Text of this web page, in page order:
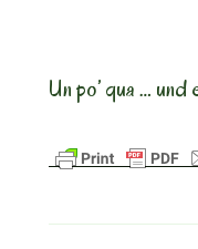
Un po’ qua …